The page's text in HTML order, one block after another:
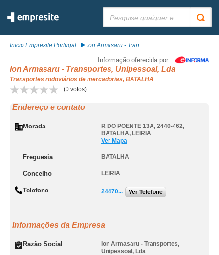
Início Empresite Portugal Ion Armasaru - Tran...
Informação oferecida por
Ion Armasaru - Transportes, Unipessoal, Lda
Transportes rodoviários de mercadorias, BATALHA
(0 votos)
Endereço e contato
Morada R DO POENTE 13A, 2440-462,
BATALHA, LEIRIA
Ver Mapa
Freguesia BATALHA
Concelho LEIRIA
Telefone 24470... Ver Telefone
Informações da Empresa
Razão Social
Ion Armasaru - Transportes,
Unipessoal, Lda